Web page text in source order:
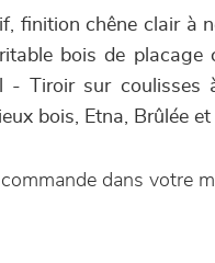
finition chêne clair à
bois de placage
- Tiroir sur coulisses
bois, Etna, Brûlée et
dans votre